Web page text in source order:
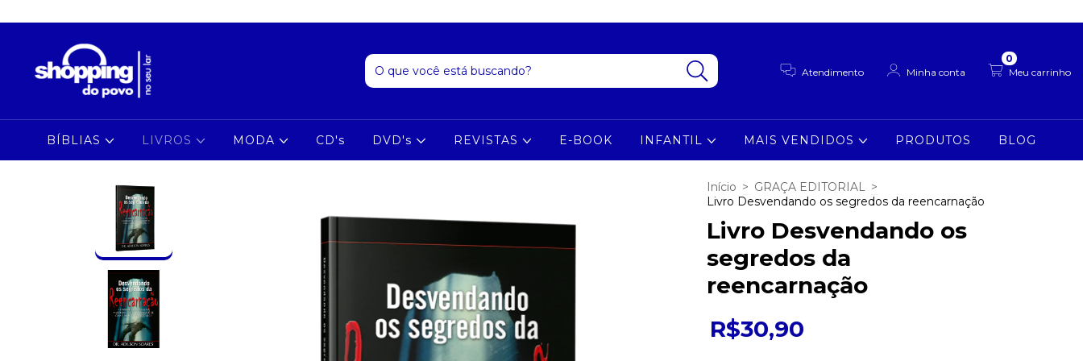
Atendimento Minha conta Meu carrinho
0
BÍBLIAS LIVROS MODA CD's DVD's REVISTAS E-BOOK INFANTIL MAIS VENDIDOS PRODUTOS BLOG
Início > GRAÇA EDITORIAL >
Livro Desvendando os segredos da reencarnação
Livro Desvendando os
segredos da
reencarnação
R$30,90